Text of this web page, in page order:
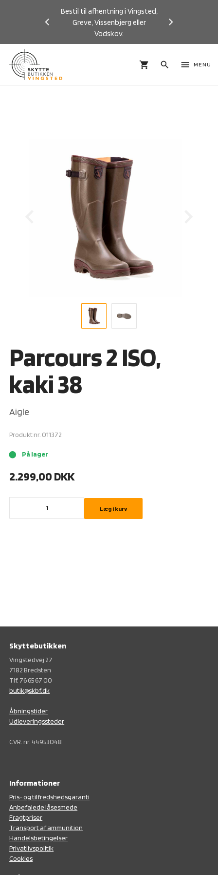
Bestil til afhentning i Vingsted,
Greve, Vissenbjerg eller
Vodskov.
Previous
shopping_cart search menu MENU
Parcours 2 ISO,
kaki 38
Aigle
Produkt nr. 011372
brightness_1 På lager
2.299,00 DKK
Læg i kurv
Skyttebutikken
Vingstedvej 27
7182 Bredsten
Tlf. 76 65 67 00
butik@skbf.dk
Åbningstider
Udleveringssteder
CVR. nr. 44953048
Informationer
Pris- og tilfredshedsgaranti
Anbefalede låsesmede
Fragtpriser
Transport af ammunition
Handelsbetingelser
Privatlivspolitik
Cookies